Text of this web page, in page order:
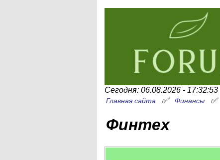
Сегодня: 06.08.2026 - 17:32:53
Главная сайта ✅ Финансы ✅
Финтех